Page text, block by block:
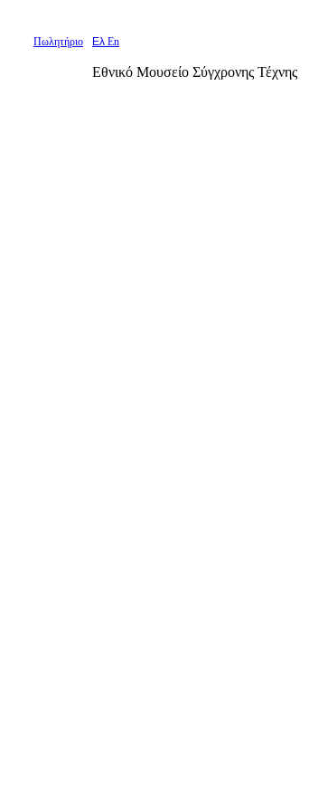
Πωλητήριο Ελ En
Εθνικό Μουσείο Σύγχρονης Τέχνης